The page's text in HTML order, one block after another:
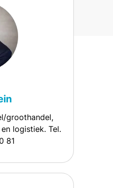
groothandel,
logistiek. Tel.
81